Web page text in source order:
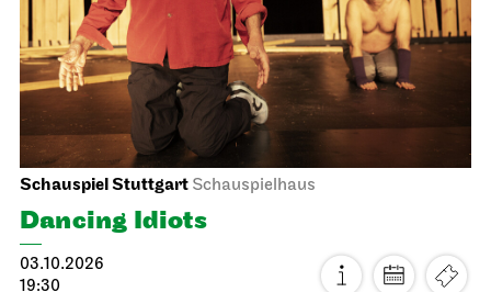
Schauspiel Stuttgart Schauspielhaus
Dancing Idiots
03.10.2026
19:30